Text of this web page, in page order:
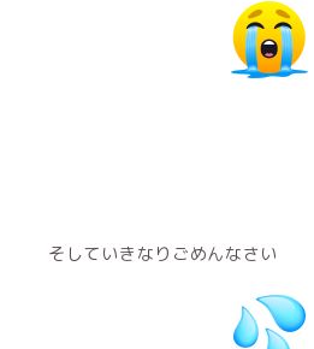
そしていきなりごめんなさい